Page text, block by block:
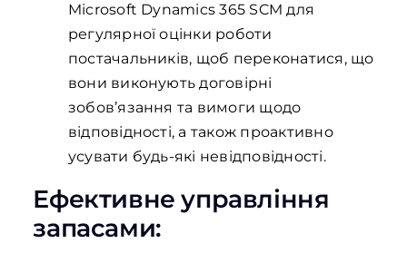
Microsoft Dynamics 365 SCM для
регулярної оцінки роботи
постачальників, щоб переконатися, що
вони виконують договірні
зобов’язання та вимоги щодо
відповідності, а також проактивно
усувати будь-які невідповідності.
Ефективне управління
запасами: